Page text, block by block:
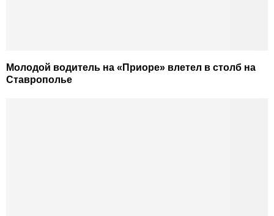
Молодой водитель на «Приоре» влетел в столб на
Ставрополье